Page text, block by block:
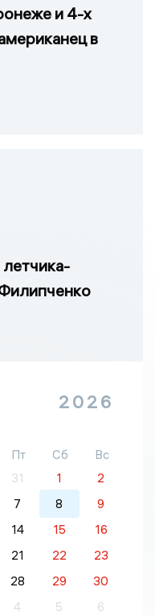
и 4-х
в
2026
Пт Сб
Вс
31 1
2
7 8
9
14 15
16
21 22
23
28 29
30
4 5 6